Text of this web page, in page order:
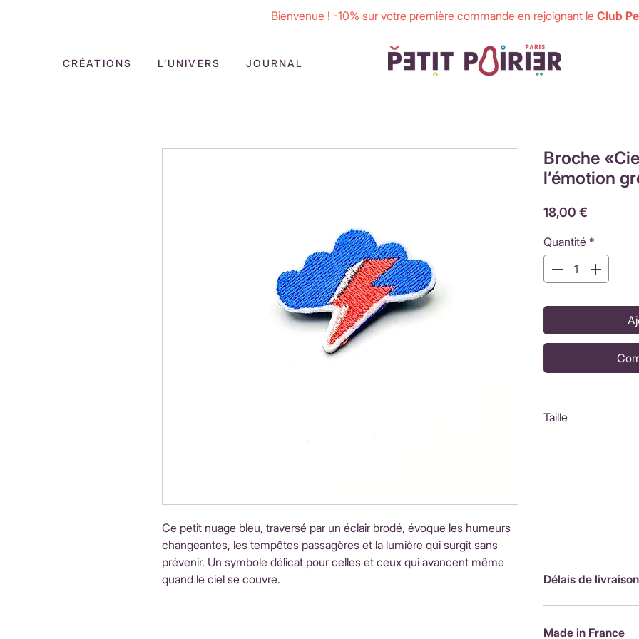
Bienvenue ! -10% sur votre première commande en rejoignant le Club
CRÉATIONS L’UNIVERS JOURNAL
Ce petit nuage bleu, traversé par un éclair brodé, évoque les humeurs
changeantes, les tempêtes passagères et la lumière qui surgit sans
prévenir. Un symbole délicat pour celles et ceux qui avancent même
quand le ciel se couvre.
Broche
l’émotion
18,00 €
Quantité *
Taille
Délais de livraison
de livraison : 3,90
Made in France